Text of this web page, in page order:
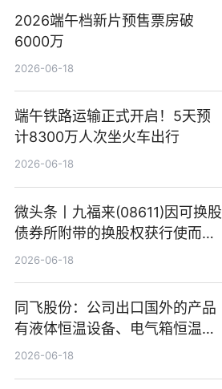
2026端午档新片预售票房破
6000万
2026-06-18
端午铁路运输正式开启！5天预
计8300万人次坐火车出行
2026-06-18
微头条丨九福来(08611)因可换股
债券所附带的换股权获行使而发
行5200万股
2026-06-18
同飞股份：公司出口国外的产品
有液体恒温设备、电气箱恒温装
置、纯水冷却单元和特种换热器
2026-06-18